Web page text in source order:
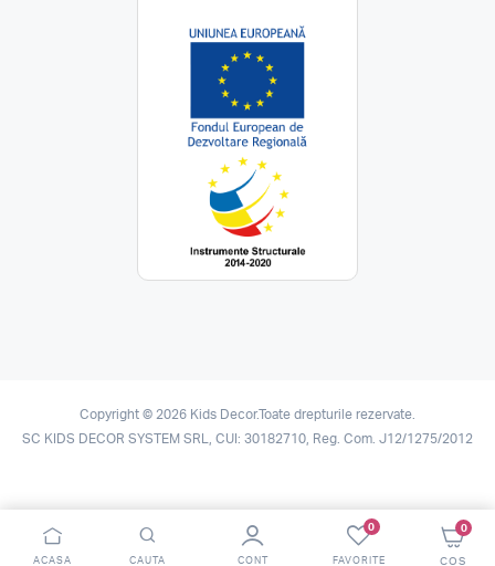
ACASA CAUTA CONT FAVORITE
0
COS
0
Copyright © 2026 Kids Decor.Toate drepturile rezervate.
SC KIDS DECOR SYSTEM SRL, CUI: 30182710, Reg. Com. J12/1275/2012